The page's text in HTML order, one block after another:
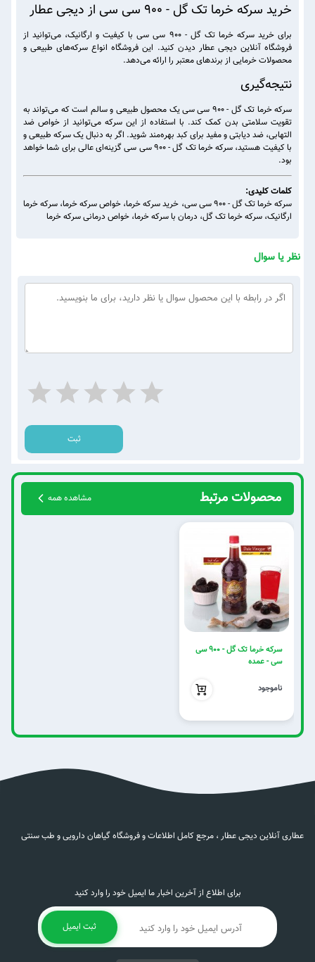
خرید سرکه خرما تک گل - 900 سی سی از دیجی عطار
برای خرید سرکه خرما تک گل - 900 سی سی با کیفیت و ارگانیک، می‌توانید از
فروشگاه آنلاین دیجی عطار دیدن کنید. این فروشگاه انواع سرکه‌های طبیعی و
محصولات خرمایی از برندهای معتبر را ارائه می‌دهد.
نتیجه‌گیری
سرکه خرما تک گل - 900 سی سی یک محصول طبیعی و سالم است که می‌تواند به
تقویت سلامتی بدن کمک کند. با استفاده از این سرکه می‌توانید از خواص ضد
التهابی، ضد دیابتی و مفید برای کبد بهره‌مند شوید. اگر به دنبال یک سرکه طبیعی و
با کیفیت هستید، سرکه خرما تک گل - 900 سی سی گزینه‌ای عالی برای شما خواهد
بود.
کلمات کلیدی:
سرکه خرما تک گل - 900 سی سی، خرید سرکه خرما، خواص سرکه خرما، سرکه خرما
ارگانیک، سرکه خرما تک گل، درمان با سرکه خرما، خواص درمانی سرکه خرما
نظر یا سوال
ثبت
محصولات مرتبط مشاهده همه
سرکه خرما تک گل - 900 سی
سی - عمده
ناموجود
برای اطلاع از آخرین اخبار ما ایمیل خود را وارد کنید
ثبت ایمیل
عطاری آنلاین دیجی عطار ، مرجع کامل اطلاعات و فروشگاه گیاهان دارویی و طب سنتی